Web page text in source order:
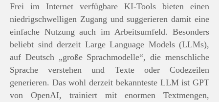
Frei im Internet verfügbare KI-Tools bieten einen
niedrigschwelligen Zugang und suggerieren damit eine
einfache Nutzung auch im Arbeitsumfeld. Besonders
beliebt sind derzeit Large Language Models (LLMs),
auf Deutsch „große Sprachmodelle“, die menschliche
Sprache verstehen und Texte oder Codezeilen
generieren. Das wohl derzeit bekannteste LLM ist GPT
von OpenAI, trainiert mit enormen Textmengen,